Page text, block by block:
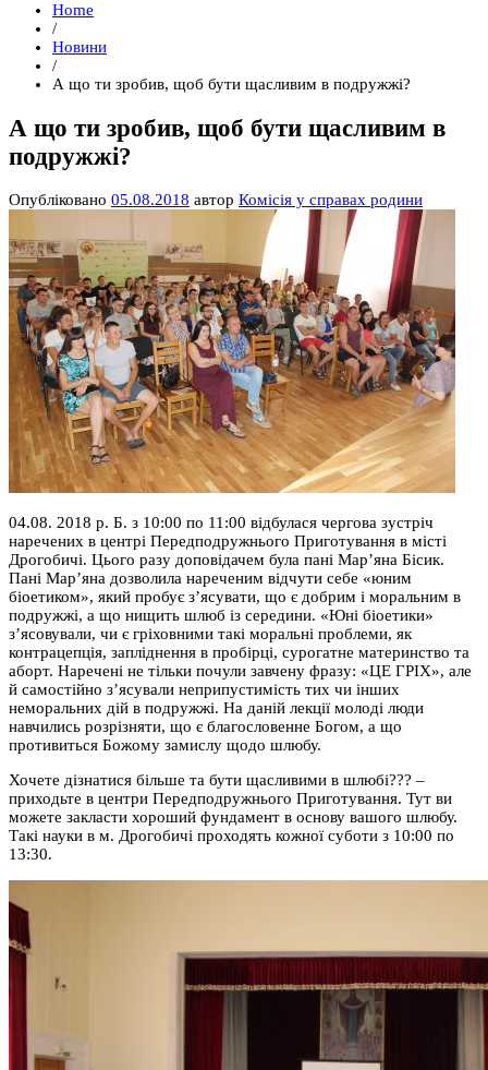
Home
/
Новини
/
А що ти зробив, щоб бути щасливим в подружжі?
А що ти зробив, щоб бути щасливим в
подружжі?
Опубліковано 05.08.2018 автор Комісія у справах родини
04.08. 2018 р. Б. з 10:00 по 11:00 відбулася чергова зустріч
наречених в центрі Передподружнього Приготування в місті
Дрогобичі. Цього разу доповідачем була пані Мар’яна Бісик.
Пані Мар’яна дозволила нареченим відчути себе «юним
біоетиком», який пробує з’ясувати, що є добрим і моральним в
подружжі, а що нищить шлюб із середини. «Юні біоетики»
з’ясовували, чи є гріховними такі моральні проблеми, як
контрацепція, запліднення в пробірці, сурогатне материнство та
аборт. Наречені не тільки почули завчену фразу: «ЦЕ ГРІХ», але
й самостійно з’ясували неприпустимість тих чи інших
неморальних дій в подружжі. На даній лекції молоді люди
навчились розрізняти, що є благословенне Богом, а що
противиться Божому замислу щодо шлюбу.
Хочете дізнатися більше та бути щасливими в шлюбі??? –
приходьте в центри Передподружнього Приготування. Тут ви
можете закласти хороший фундамент в основу вашого шлюбу.
Такі науки в м. Дрогобичі проходять кожної суботи з 10:00 по
13:30.